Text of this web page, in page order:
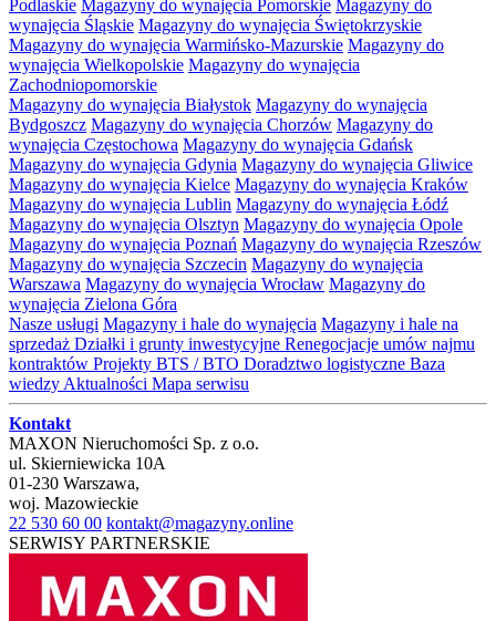
Podlaskie Magazyny do wynajęcia Pomorskie Magazyny do
wynajęcia Śląskie Magazyny do wynajęcia Świętokrzyskie
Magazyny do wynajęcia Warmińsko-Mazurskie Magazyny do
wynajęcia Wielkopolskie Magazyny do wynajęcia
Zachodniopomorskie
Magazyny do wynajęcia Białystok Magazyny do wynajęcia
Bydgoszcz Magazyny do wynajęcia Chorzów Magazyny do
wynajęcia Częstochowa Magazyny do wynajęcia Gdańsk
Magazyny do wynajęcia Gdynia Magazyny do wynajęcia Gliwice
Magazyny do wynajęcia Kielce Magazyny do wynajęcia Kraków
Magazyny do wynajęcia Lublin Magazyny do wynajęcia Łódź
Magazyny do wynajęcia Olsztyn Magazyny do wynajęcia Opole
Magazyny do wynajęcia Poznań Magazyny do wynajęcia Rzeszów
Magazyny do wynajęcia Szczecin Magazyny do wynajęcia
Warszawa Magazyny do wynajęcia Wrocław Magazyny do
wynajęcia Zielona Góra
Nasze usługi Magazyny i hale do wynajęcia Magazyny i hale na
sprzedaż Działki i grunty inwestycyjne Renegocjacje umów najmu
kontraktów Projekty BTS / BTO Doradztwo logistyczne Baza
wiedzy Aktualności Mapa serwisu
Kontakt
MAXON Nieruchomości Sp. z o.o.
ul. Skierniewicka 10A
01-230 Warszawa,
woj. Mazowieckie
22 530 60 00 kontakt@magazyny.online
SERWISY PARTNERSKIE